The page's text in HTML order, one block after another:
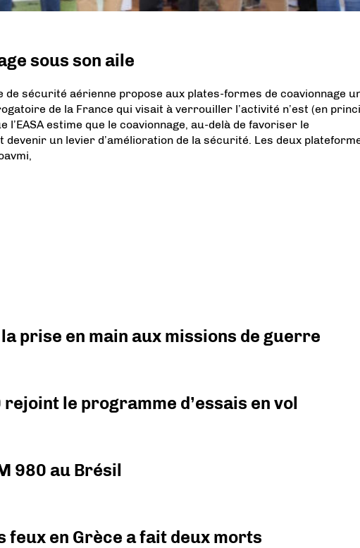
sous son aile
de sécurité aérienne propose aux plates-formes de coavionnage
de la France qui visait à verrouiller l’activité n’est (en
l’EASA estime que le coavionnage, au-delà de favoriser le
devenir un levier d’amélioration de la sécurité. Les deux
prise en main aux missions de guerre
le programme d’essais en vol
980 au Brésil
feux en Grèce a fait deux morts